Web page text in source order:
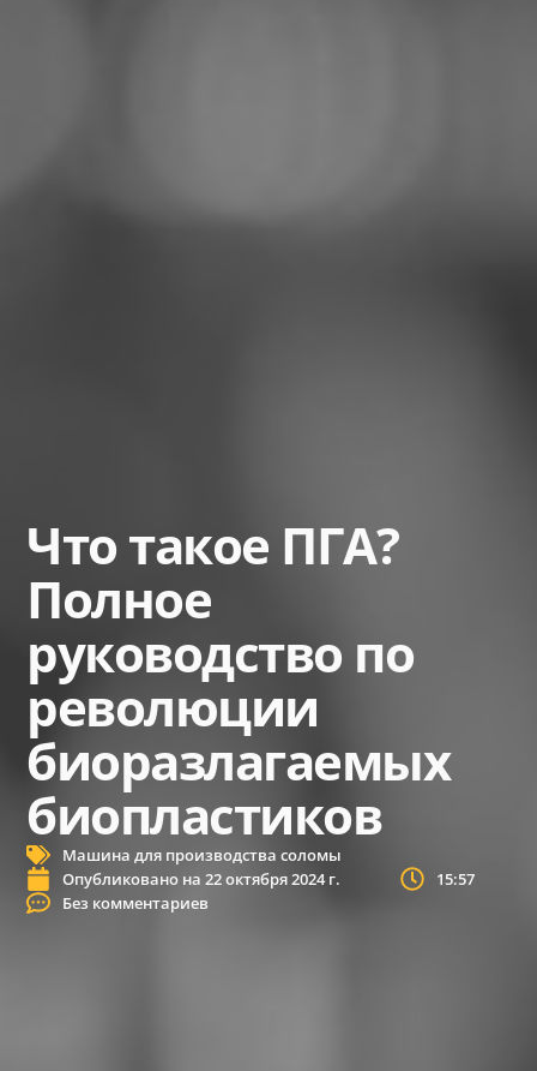
Что такое ПГА?
Полное
руководство по
революции
биоразлагаемых
биопластиков
Машина для производства соломы
Опубликовано на 22 октября 2024 г.
15:57
Без комментариев